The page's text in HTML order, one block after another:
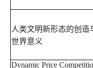
人类文明新形态的创造
世界意义
Dynamic Price Competitio